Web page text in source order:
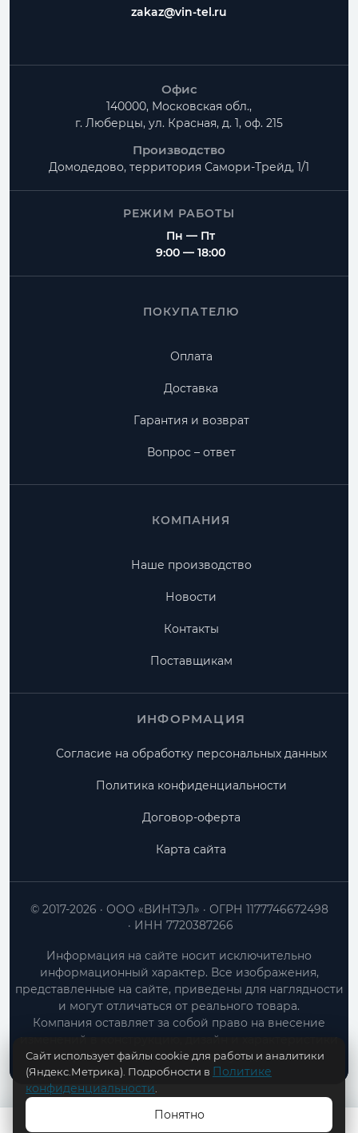
zakaz@vin-tel.ru
Офис
140000, Московская обл.,
г. Люберцы, ул. Красная, д. 1, оф. 215
Производство
Домодедово, территория Самори-Трейд, 1/1
РЕЖИМ РАБОТЫ
Пн — Пт
9:00 — 18:00
ПОКУПАТЕЛЮ
Оплата
Доставка
Гарантия и возврат
Вопрос – ответ
КОМПАНИЯ
Наше производство
Новости
Контакты
Поставщикам
ИНФОРМАЦИЯ
Согласие на обработку персональных данных
Политика конфиденциальности
Договор-оферта
Карта сайта
ООО «ВИНТЭЛ»
ОГРН 1177746672498
ИНН 7720387266
© 2017-2026
Информация на сайте носит исключительно
информационный характер. Все изображения,
представленные на сайте, приведены для наглядности
и могут отличаться от реального товара.
Компания оставляет за собой право на внесение
изменений в конструкцию, дизайн и характеристики
товара без предварительного уведомления.
Сайт использует файлы cookie для работы и аналитики
(Яндекс.Метрика). Подробности в Политике
конфиденциальности
Понятно